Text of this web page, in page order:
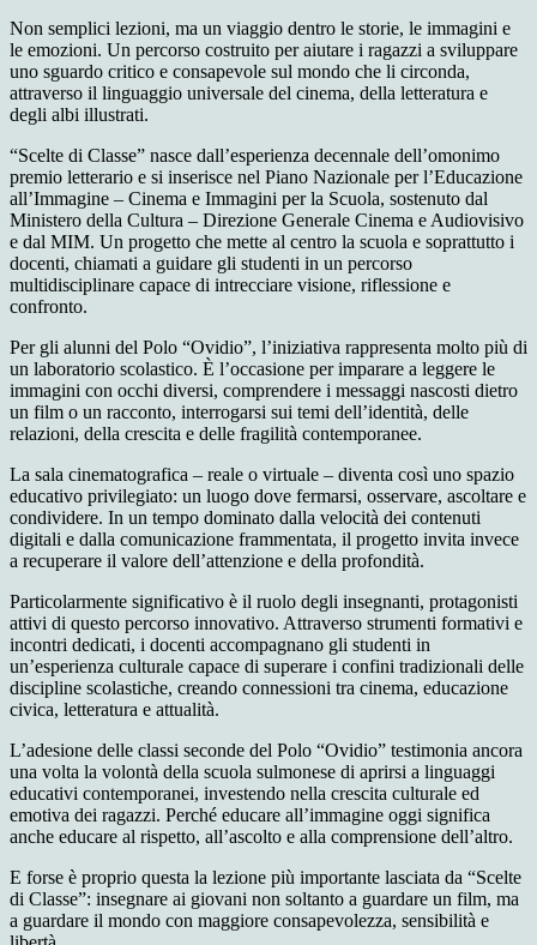
Non semplici lezioni, ma un viaggio dentro le storie, le immagini e
le emozioni. Un percorso costruito per aiutare i ragazzi a sviluppare
uno sguardo critico e consapevole sul mondo che li circonda,
attraverso il linguaggio universale del cinema, della letteratura e
degli albi illustrati.
“Scelte di Classe” nasce dall’esperienza decennale dell’omonimo
premio letterario e si inserisce nel Piano Nazionale per l’Educazione
all’Immagine – Cinema e Immagini per la Scuola, sostenuto dal
Ministero della Cultura – Direzione Generale Cinema e Audiovisivo
e dal MIM. Un progetto che mette al centro la scuola e soprattutto i
docenti, chiamati a guidare gli studenti in un percorso
multidisciplinare capace di intrecciare visione, riflessione e
confronto.
Per gli alunni del Polo “Ovidio”, l’iniziativa rappresenta molto più di
un laboratorio scolastico. È l’occasione per imparare a leggere le
immagini con occhi diversi, comprendere i messaggi nascosti dietro
un film o un racconto, interrogarsi sui temi dell’identità, delle
relazioni, della crescita e delle fragilità contemporanee.
La sala cinematografica – reale o virtuale – diventa così uno spazio
educativo privilegiato: un luogo dove fermarsi, osservare, ascoltare e
condividere. In un tempo dominato dalla velocità dei contenuti
digitali e dalla comunicazione frammentata, il progetto invita invece
a recuperare il valore dell’attenzione e della profondità.
Particolarmente significativo è il ruolo degli insegnanti, protagonisti
attivi di questo percorso innovativo. Attraverso strumenti formativi e
incontri dedicati, i docenti accompagnano gli studenti in
un’esperienza culturale capace di superare i confini tradizionali delle
discipline scolastiche, creando connessioni tra cinema, educazione
civica, letteratura e attualità.
L’adesione delle classi seconde del Polo “Ovidio” testimonia ancora
una volta la volontà della scuola sulmonese di aprirsi a linguaggi
educativi contemporanei, investendo nella crescita culturale ed
emotiva dei ragazzi. Perché educare all’immagine oggi significa
anche educare al rispetto, all’ascolto e alla comprensione dell’altro.
E forse è proprio questa la lezione più importante lasciata da “Scelte
di Classe”: insegnare ai giovani non soltanto a guardare un film, ma
a guardare il mondo con maggiore consapevolezza, sensibilità e